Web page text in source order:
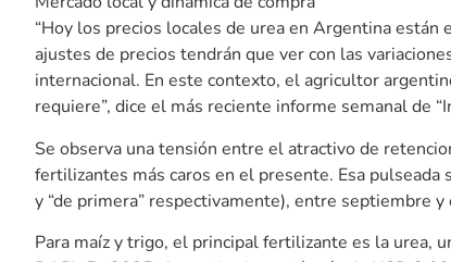
“Hoy los precios locales de urea en Argentina
ajustes de precios tendrán que ver con las
internacional. En este contexto, el agricultor
requiere”, dice el más reciente informe semanal de
Se observa una tensión entre el atractivo de
fertilizantes más caros en el presente. Esa pulseada
y “de primera” respectivamente), entre septiembre
Para maíz y trigo, el principal fertilizante es la urea,